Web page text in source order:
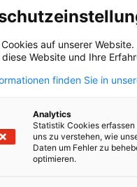
auf unserer
Website und Ihre
finden Sie in
Analytics
Statistik Cookies
uns zu verstehen, wie
Daten um Fehler zu
optimieren.